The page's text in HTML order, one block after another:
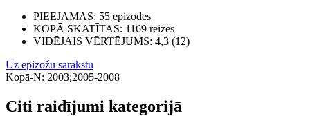
PIEEJAMAS: 55 epizodes
KOPĀ SKATĪTAS: 1169 reizes
VIDĒJAIS VĒRTĒJUMS: 4,3 (12)
Uz epizožu sarakstu
Kopā-N: 2003;2005-2008
Citi raidījumi kategorijā